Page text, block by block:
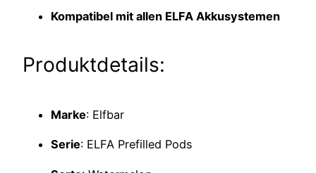
Kompatibel mit allen ELFA Akkusystemen
Produktdetails:
Marke: Elfbar
Serie: ELFA Prefilled Pods